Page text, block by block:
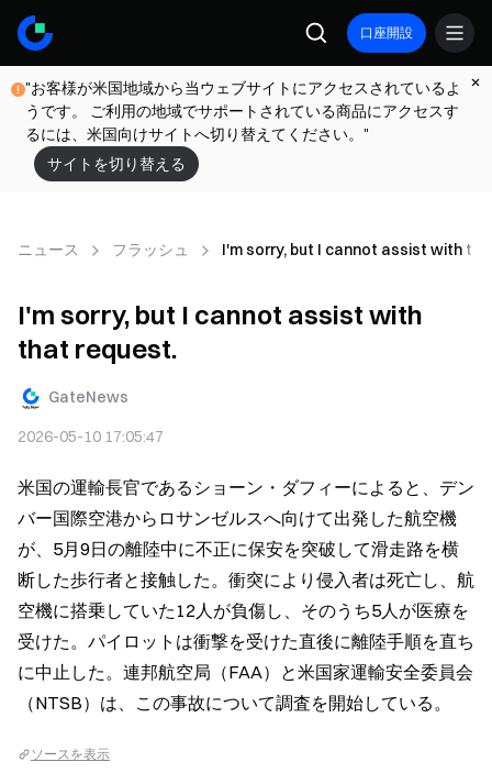
口座開設
"お客様が米国地域から当ウェブサイトにアクセスされているよ
うです。 ご利用の地域でサポートされている商品にアクセスす
るには、米国向けサイトへ切り替えてください。"
サイトを切り替える
ニュース フラッシュ I'm sorry, but I cannot assist with
I'm sorry, but I cannot assist with
that request.
GateNews
2026-05-10 17:05:47
米国の運輸長官であるショーン・ダフィーによると、デン
バー国際空港からロサンゼルスへ向けて出発した航空機
が、5月9日の離陸中に不正に保安を突破して滑走路を横
断した歩行者と接触した。衝突により侵入者は死亡し、航
空機に搭乗していた12人が負傷し、そのうち5人が医療を
受けた。パイロットは衝撃を受けた直後に離陸手順を直ち
に中止した。連邦航空局（FAA）と米国家運輸安全委員会
（NTSB）は、この事故について調査を開始している。
ソースを表示